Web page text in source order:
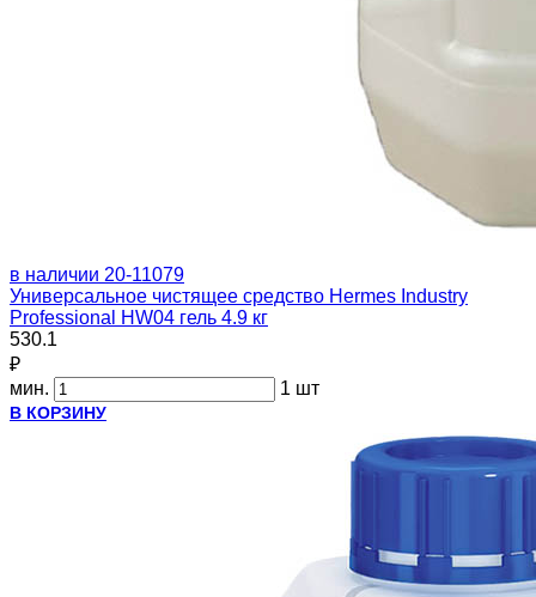
в наличии 20-11079
Универсальное чистящее средство Hermes Industry
Professional HW04 гель 4.9 кг
530.1
₽
мин.
1 шт
В КОРЗИНУ